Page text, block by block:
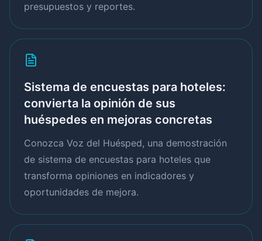
presupuestos y reportes.
Sistema de encuestas para hoteles:
convierta la opinión de sus
huéspedes en mejoras concretas
Conozca Voz del Huésped, una demostración
de sistema de encuestas para hoteles que
transforma opiniones en indicadores y
oportunidades de mejora.